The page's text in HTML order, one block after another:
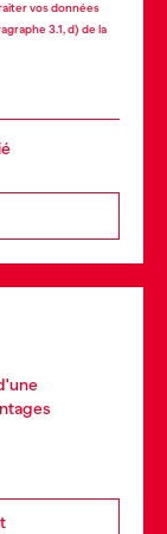
vos données
3.1, d) de la